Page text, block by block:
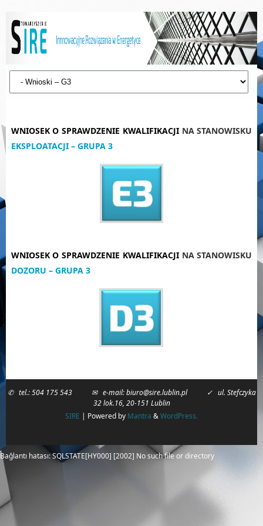
WNIOSEK O SPRAWDZENIE KWALIFIKACJINA STANOWISKU
EKSPLOATACJI – GRUPA 3
WNIOSEK O SPRAWDZENIE KWALIFIKACJINA STANOWISKU
DOZORU – GRUPA 3
✆ tel.: 504 175 543 ✉ e-mail: biuro@sire.lublin.pl ✓ ul. Stefczyka
32 lok.16, 20-151 Lublin
SIRE | Powered by Mantra &WordPress.
Bağlantı hatası: SQLSTATE[HY000] [2002] No such file or directory